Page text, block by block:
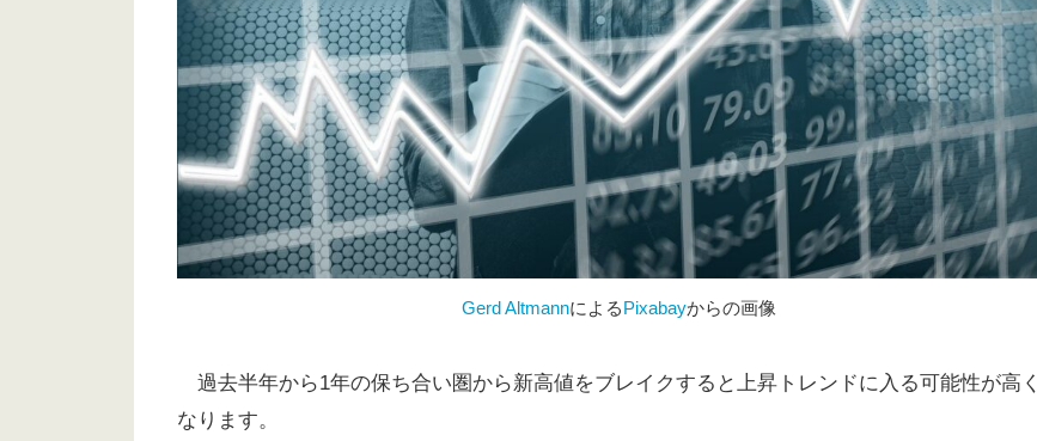
Gerd AltmannによるPixabayからの画像
過去半年から1年の保ち合い圏から新高値をブレイクすると上昇トレンドに入る可能性が高く
なります。